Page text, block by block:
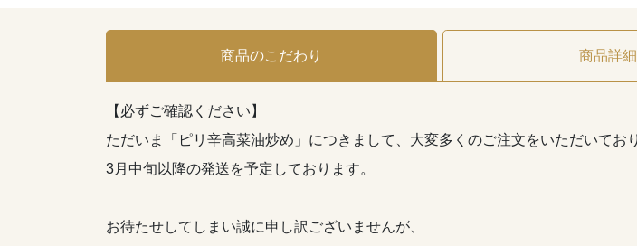
商品のこだわり 商品詳細
【必ずご確認ください】
ただいま「ピリ辛高菜油炒め」につきまして、大変多くのご注文をいただいてお
3月中旬以降の発送を予定しております。
お待たせしてしまい誠に申し訳ございませんが、